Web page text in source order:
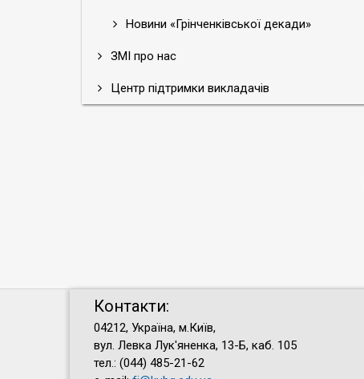
Новини «Грінченківської декади»
ЗМІ про нас
Центр підтримки викладачів
Контакти:
04212, Україна, м.Київ,
вул. Левка Лук'яненка, 13-Б, каб. 105
тел.: (044) 485-21-62